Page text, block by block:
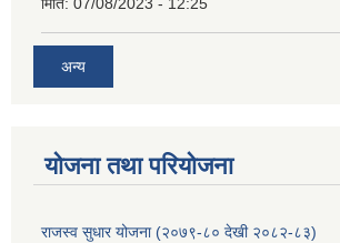
मिति: 07/08/2023 - 12:25
अन्य
योजना तथा परियोजना
राजस्व सुधार योजना (२०७९-८० देखी २०८२-८३)